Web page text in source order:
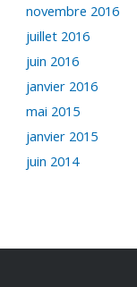
novembre 2016
juillet 2016
juin 2016
janvier 2016
mai 2015
janvier 2015
juin 2014